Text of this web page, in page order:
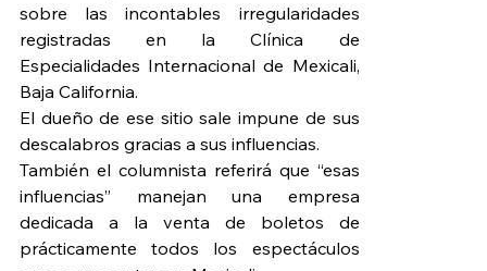
sobre las incontables irregularidades
registradas en la Clínica de
Especialidades Internacional de Mexicali,
Baja California.
El dueño de ese sitio sale impune de sus
descalabros gracias a sus influencias.
También el columnista referirá que “esas
influencias” manejan una empresa
dedicada a la venta de boletos de
prácticamente todos los espectáculos